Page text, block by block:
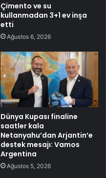
Çimento ve su
kullanmadan 3+1 ev inşa
etti
Ağustos 6, 2026
Dünya Kupası finaline
saatler kala
Netanyahu’dan Arjantin’e
destek mesajı: Vamos
Argentina
Ağustos 5, 2026